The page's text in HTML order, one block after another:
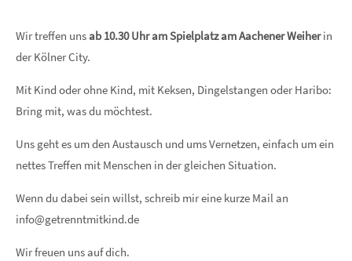
Wir treffen uns ab 10.30 Uhr am Spielplatz am Aachener Weiherin
der Kölner City.
Mit Kind oder ohne Kind, mit Keksen, Dingelstangen oder Haribo:
Bring mit, was du möchtest.
Uns geht es um den Austausch und ums Vernetzen, einfach um ein
nettes Treffen mit Menschen in der gleichen Situation.
Wenn du dabei sein willst, schreib mir eine kurze Mail an
info@getrenntmitkind.de
Wir freuen uns auf dich.